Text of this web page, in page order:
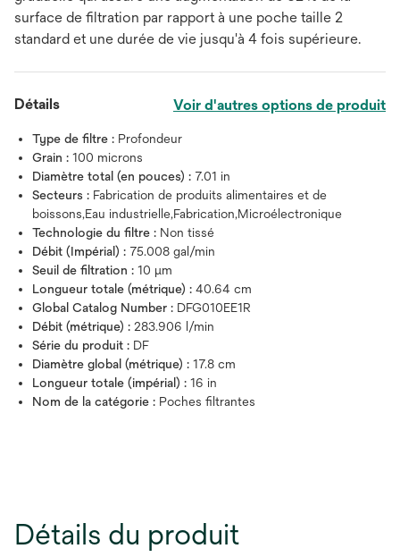
surface de filtration par rapport à une poche taille 2
standard et une durée de vie jusqu'à 4 fois supérieure.
Détails Voir d'autres options de produit
Type de filtre : Profondeur
Grain : 100 microns
Diamètre total (en pouces) : 7.01 in
Secteurs : Fabrication de produits alimentaires et de
boissons,Eau industrielle,Fabrication,Microélectronique
Technologie du filtre : Non tissé
Débit (Impérial) : 75.008 gal/min
Seuil de filtration : 10 μm
Longueur totale (métrique) : 40.64 cm
Global Catalog Number : DFG010EE1R
Débit (métrique) : 283.906 l/min
Série du produit : DF
Diamètre global (métrique) : 17.8 cm
Longueur totale (impérial) : 16 in
Nom de la catégorie : Poches filtrantes
Détails du produit